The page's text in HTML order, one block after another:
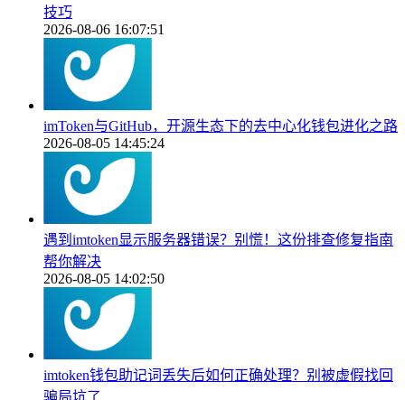
技巧
2026-08-06 16:07:51
imToken与GitHub，开源生态下的去中心化钱包进化之路
2026-08-05 14:45:24
遇到imtoken显示服务器错误？别慌！这份排查修复指南
帮你解决
2026-08-05 14:02:50
imtoken钱包助记词丢失后如何正确处理？别被虚假找回
骗局坑了